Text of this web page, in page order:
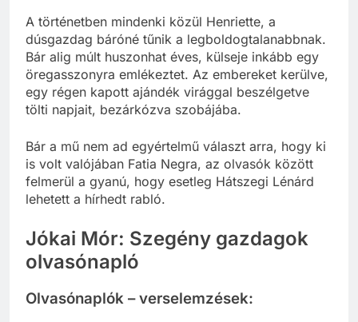
A történetben mindenki közül Henriette, a
dúsgazdag báróné tűnik a legboldogtalanabbnak.
Bár alig múlt huszonhat éves, külseje inkább egy
öregasszonyra emlékeztet. Az embereket kerülve,
egy régen kapott ajándék virággal beszélgetve
tölti napjait, bezárkózva szobájába.
Bár a mű nem ad egyértelmű választ arra, hogy ki
is volt valójában Fatia Negra, az olvasók között
felmerül a gyanú, hogy esetleg Hátszegi Lénárd
lehetett a hírhedt rabló.
Jókai Mór: Szegény gazdagok
olvasónapló
Olvasónaplók – verselemzések: